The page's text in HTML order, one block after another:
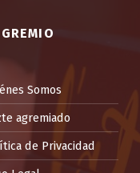
Somos
agremiado
de Privacidad